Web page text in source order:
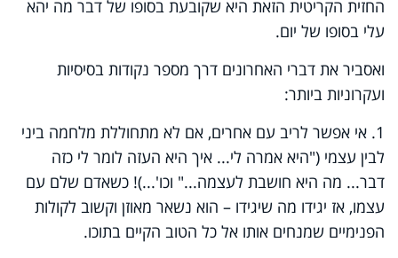
החזית הקריטית הזאת היא שקובעת בסופו של דבר מה יהא
עלי בסופו של יום.
ואסביר את דברי האחרונים דרך מספר נקודות בסיסיות
ועקרוניות ביותר:
1. אי אפשר לריב עם אחרים, אם לא מתחוללת מלחמה ביני
לבין עצמי ("היא אמרה לי... איך היא העזה לומר לי כזה
דבר... מה היא חושבת לעצמה..." וכו'...)! כשאדם שלם עם
עצמו, אז יגידו מה שיגידו – הוא נשאר מאוזן וקשוב לקולות
הפנימיים שמנחים אותו אל כל הטוב הקיים בתוכו.